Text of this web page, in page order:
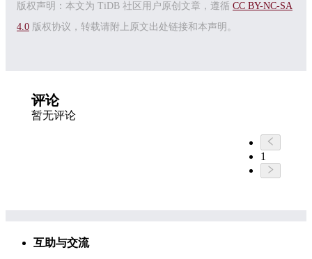
版权声明：本文为 TiDB 社区用户原创文章，遵循 CC BY-NC-SA
4.0 版权协议，转载请附上原文出处链接和本声明。
评论
暂无评论
1
互助与交流